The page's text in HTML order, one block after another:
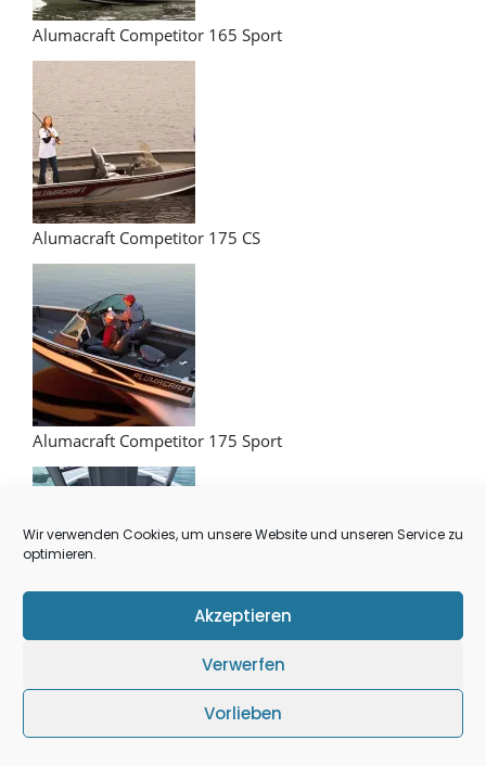
Wir verwenden Cookies, um unsere Website und unseren Service zu
optimieren.
Akzeptieren
Verwerfen
Vorlieben
Alumacraft Competitor 165 Sport
Alumacraft Competitor 175 CS
Alumacraft Competitor 175 Sport
Alumacraft Competitor 185 CS